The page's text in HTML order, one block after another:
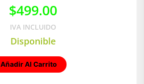
$499.00
IVA INCLUIDO
Disponible
Añadir Al Carrito